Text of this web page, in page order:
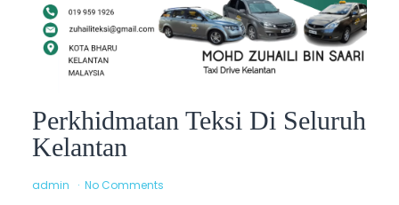
Perkhidmatan Teksi Di Seluruh
Kelantan
admin No Comments